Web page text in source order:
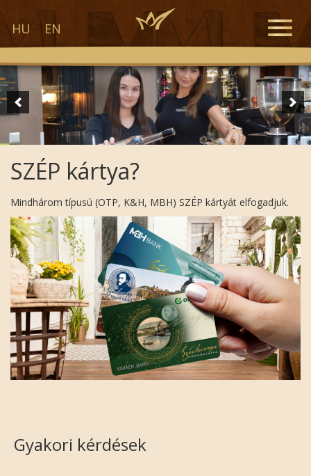
HU EN
Toggle
SZÉP kártya?
Mindhárom típusú (OTP, K&H, MBH) SZÉP kártyát elfogadjuk.
Gyakori kérdések